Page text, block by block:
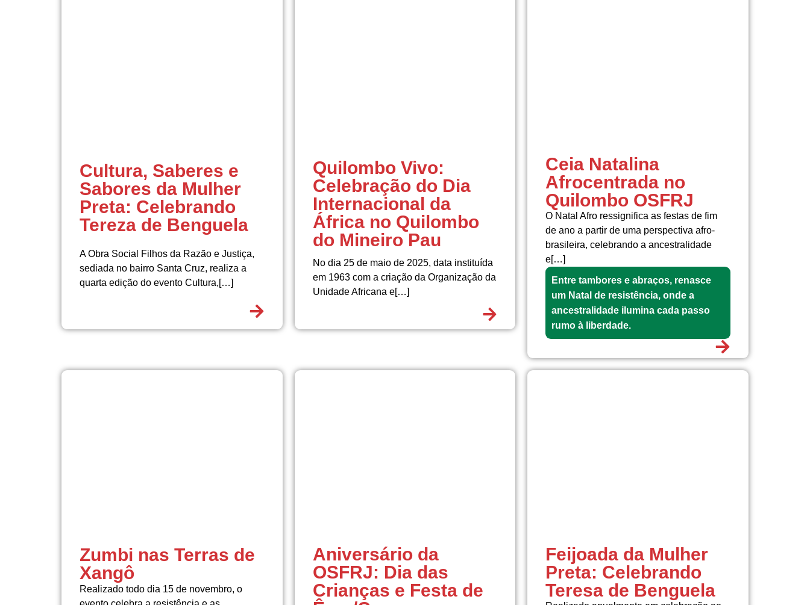
Cultura, Saberes e
Sabores da Mulher
Preta: Celebrando
Tereza de Benguela
A Obra Social Filhos da Razão e Justiça,
sediada no bairro Santa Cruz, realiza a
quarta edição do evento Cultura,[…]
Quilombo Vivo:
Celebração do Dia
Internacional da
África no Quilombo
do Mineiro Pau
No dia 25 de maio de 2025, data instituída
em 1963 com a criação da Organização da
Unidade Africana e[…]
Ceia Natalina
Afrocentrada no
Quilombo OSFRJ
O Natal Afro ressignifica as festas de fim
de ano a partir de uma perspectiva afro-
brasileira, celebrando a ancestralidade
e[…]
Entre tambores e abraços, renasce
um Natal de resistência, onde a
ancestralidade ilumina cada passo
rumo à liberdade.
Zumbi nas Terras de
Xangô
Realizado todo dia 15 de novembro, o
Aniversário da
OSFRJ: Dia das
Crianças e Festa de
Feijoada da Mulher
Preta: Celebrando
Teresa de Benguela